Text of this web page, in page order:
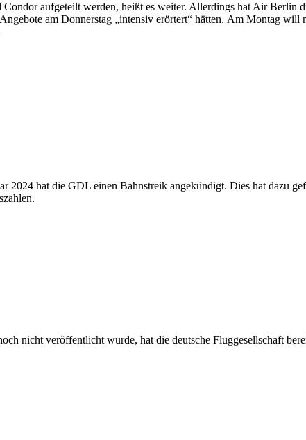
aufgeteilt werden, heißt es weiter. Allerdings hat Air
am Donnerstag „intensiv erörtert“ hätten. Am Montag
2024 hat die GDL einen Bahnstreik angekündigt. Dies hat dazu
nicht veröffentlicht wurde, hat die deutsche Fluggesellschaft